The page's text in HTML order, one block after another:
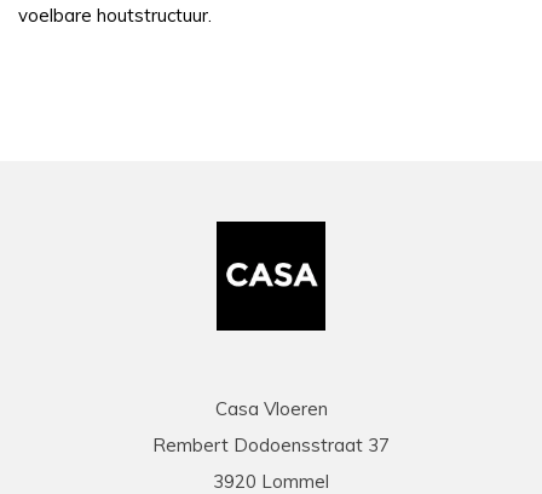
voelbare houtstructuur.
Casa Vloeren
Rembert Dodoensstraat 37
3920 Lommel